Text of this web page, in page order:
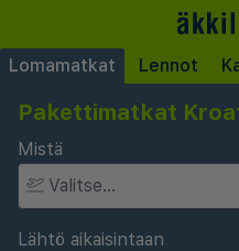
Lomamatkat Lennot
Pakettimatkat
Mistä
Lähtö aikaisintaan